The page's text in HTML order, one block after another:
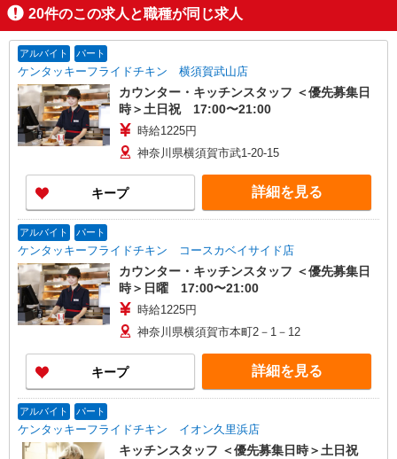
20件のこの求人と職種が同じ求人
アルバイト パート
ケンタッキーフライドチキン 横須賀武山店
カウンター・キッチンスタッフ ＜優先募集日
時＞土日祝 17:00〜21:00
時給1225円
神奈川県横須賀市武1-20-15
キープ 詳細を見る
アルバイト パート
ケンタッキーフライドチキン コースカベイサイド店
カウンター・キッチンスタッフ ＜優先募集日
時＞日曜 17:00〜21:00
時給1225円
神奈川県横須賀市本町2－1－12
キープ 詳細を見る
アルバイト パート
ケンタッキーフライドチキン イオン久里浜店
キッチンスタッフ ＜優先募集日時＞土日祝